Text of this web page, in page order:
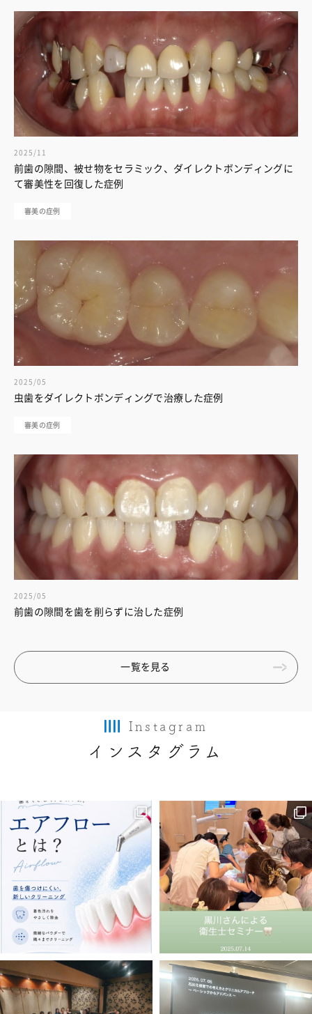
2025/11
前歯の隙間、被せ物をセラミック、ダイレクトボンディングに
て審美性を回復した症例
審美の症例
2025/05
虫歯をダイレクトボンディングで治療した症例
審美の症例
2025/05
前歯の隙間を歯を削らずに治した症例
一覧を見る
Instagram
インスタグラム